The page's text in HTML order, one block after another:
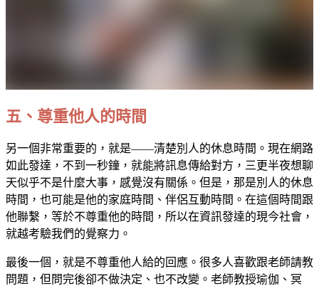
五、尊重他人的時間
另一個非常重要的，就是——清楚別人的休息時間。現在網路
如此發達，不到一秒鐘，就能將訊息傳給對方，三更半夜想聊
天似乎不是什麼大事，感覺沒有關係。但是，那是別人的休息
時間，也可能是他的家庭時間、伴侶互動時間。在這個時間跟
他聯繫，等於不尊重他的時間，所以在資訊發達的現今社會，
就越考驗我們的覺察力。
最後一個，就是不尊重他人給的回應。很多人喜歡跟老師請教
問題，但問完後卻不做決定、也不改變。老師教授瑜伽、冥